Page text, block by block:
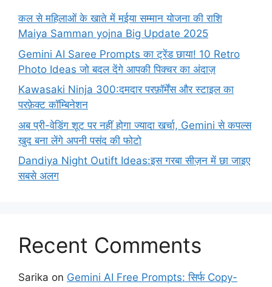
कल से महिलाओं के खाते में मईया सम्मान योजना की राशि
Maiya Samman yojna Big Update 2025
Gemini AI Saree Prompts का ट्रेंड छाया! 10 Retro
Photo Ideas जो बदल देंगे आपकी पिक्चर का अंदाज़
Kawasaki Ninja 300:दमदार परफ़ॉर्मेंस और स्टाइल का
परफ़ेक्ट कॉम्बिनेशन
अब प्री-वेडिंग शूट पर नहीं होगा ज्यादा खर्चा, Gemini से कपल्स
खुद बना लेंगे अपनी पसंद की फोटो
Dandiya Night Outift Ideas:इस गरबा सीज़न में छा जाइए
सबसे अलग
Recent Comments
Sarika on Gemini AI Free Prompts: सिर्फ Copy-